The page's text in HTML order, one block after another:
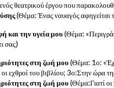
θεατρικού έργου που
(Θέμα: Ένας ναυαγός αφηγείται
και την υγεία μου(Θέμα:
σας)
στη ζωή μου(Θέμα: 1ο:
εχθροί του βιβλίου; 3ο:Στην ώρα
στη ζωή μου(Θέμα:Γιατί